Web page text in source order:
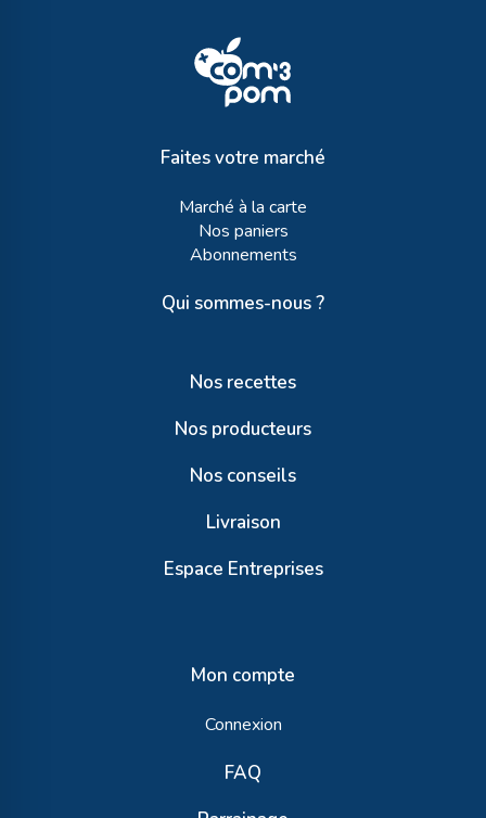
Faites votre marché
Marché à la carte
Nos paniers
Abonnements
Qui sommes-nous ?
Nos recettes
Nos producteurs
Nos conseils
Livraison
Espace Entreprises
Mon compte
Connexion
FAQ